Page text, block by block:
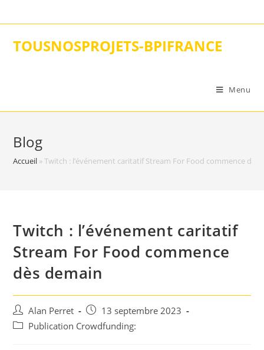
to
TOUSNOSPROJETS-BPIFRANCE
Menu
Blog
Accueil »Twitch : l’événement caritatif Stream For Food commence dès
Twitch : l’événement caritatif
Stream For Food commence
dès demain
Auteur/autrice
de
Alan Perret
Post
published:
13 septembre 2023
PostPublication Crowdfunding: